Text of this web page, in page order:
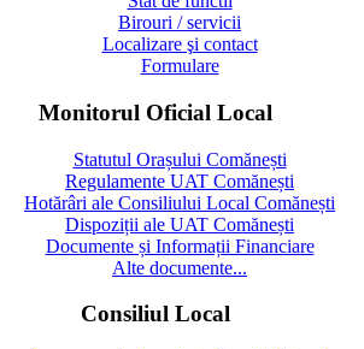
Birouri / servicii
Localizare şi contact
Formulare
Monitorul Oficial Local
Statutul Orașului Comănești
Regulamente UAT Comănești
Hotărâri ale Consiliului Local Comănești
Dispoziții ale UAT Comănești
Documente și Informații Financiare
Alte documente...
Consiliul Local